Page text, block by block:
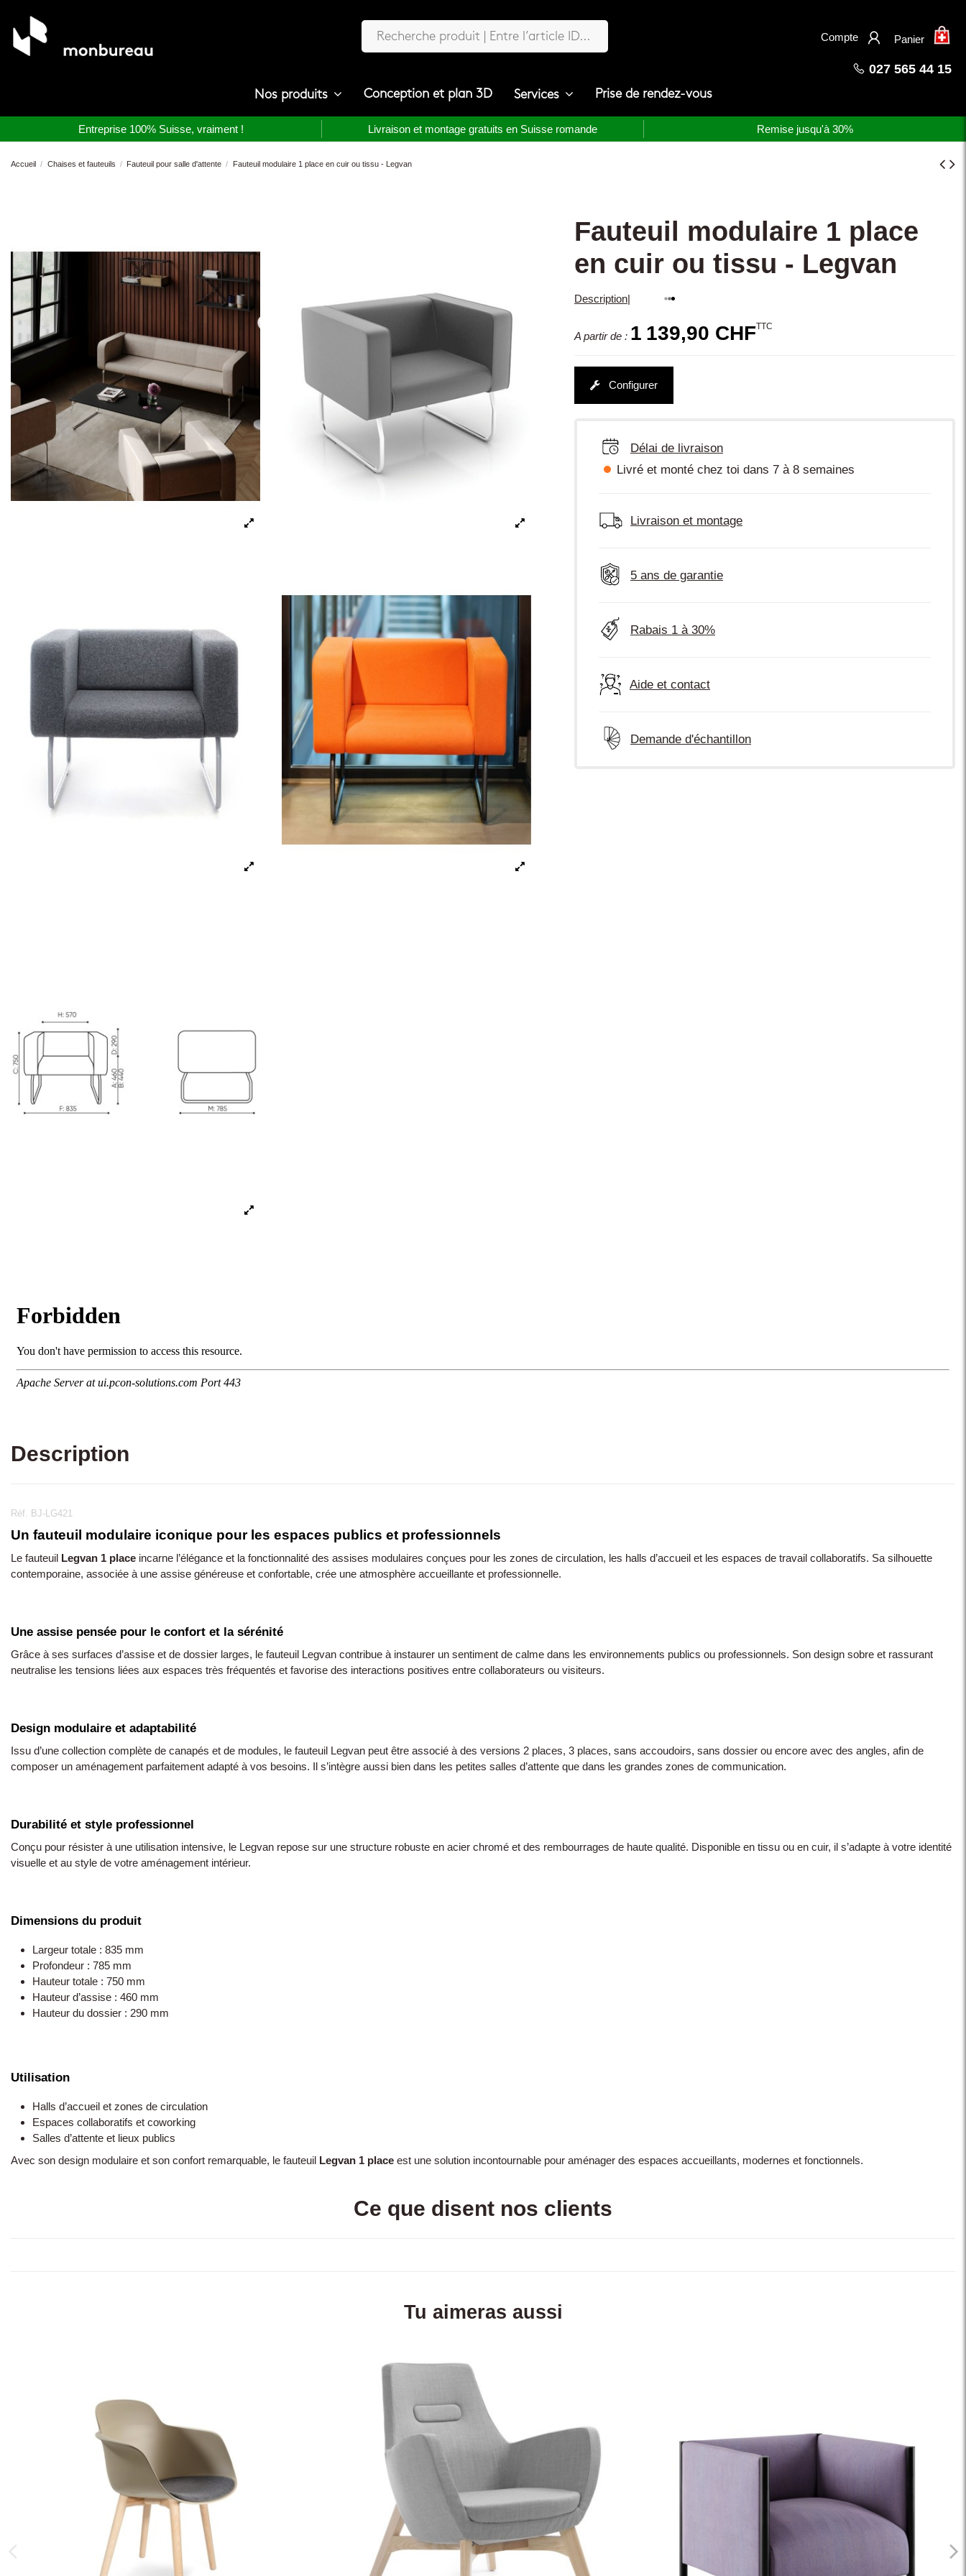
×
Compte Panier
027 565 44 15
Nos produits Conception et plan 3D Services Prise de rendez-vous
Entreprise 100% Suisse, vraiment ! Livraison et montage gratuits en Suisse romande Remise jusqu'à 30%
Accueil Chaises et fauteuils Fauteuil pour salle d'attente Fauteuil modulaire 1 place en cuir ou tissu - Legvan
Fauteuil modulaire 1 place
en cuir ou tissu - Legvan
Description|
A partir de : 1 139,90 CHFTTC
Configurer
Délai de livraison
Livré et monté chez toi dans 7 à 8 semaines
Livraison et montage
5 ans de garantie
Rabais 1 à 30%
Aide et contact
Demande d'échantillon
Description
Réf. BJ-LG421
Un fauteuil modulaire iconique pour les espaces publics et professionnels
Le fauteuil Legvan 1 place incarne l’élégance et la fonctionnalité des assises modulaires conçues pour les zones de circulation, les halls d’accueil et les espaces de travail collaboratifs. Sa silhouette
contemporaine, associée à une assise généreuse et confortable, crée une atmosphère accueillante et professionnelle.
Une assise pensée pour le confort et la sérénité
Grâce à ses surfaces d’assise et de dossier larges, le fauteuil Legvan contribue à instaurer un sentiment de calme dans les environnements publics ou professionnels. Son design sobre et rassurant
neutralise les tensions liées aux espaces très fréquentés et favorise des interactions positives entre collaborateurs ou visiteurs.
Design modulaire et adaptabilité
Issu d’une collection complète de canapés et de modules, le fauteuil Legvan peut être associé à des versions 2 places, 3 places, sans accoudoirs, sans dossier ou encore avec des angles, afin de
composer un aménagement parfaitement adapté à vos besoins. Il s’intègre aussi bien dans les petites salles d’attente que dans les grandes zones de communication.
Durabilité et style professionnel
Conçu pour résister à une utilisation intensive, le Legvan repose sur une structure robuste en acier chromé et des rembourrages de haute qualité. Disponible en tissu ou en cuir, il s’adapte à votre identité
visuelle et au style de votre aménagement intérieur.
Dimensions du produit
Largeur totale : 835 mm
Profondeur : 785 mm
Hauteur totale : 750 mm
Hauteur d’assise : 460 mm
Hauteur du dossier : 290 mm
Utilisation
Halls d’accueil et zones de circulation
Espaces collaboratifs et coworking
Salles d’attente et lieux publics
Avec son design modulaire et son confort remarquable, le fauteuil Legvan 1 place est une solution incontournable pour aménager des espaces accueillants, modernes et fonctionnels.
Ce que disent nos clients
Tu aimeras aussi